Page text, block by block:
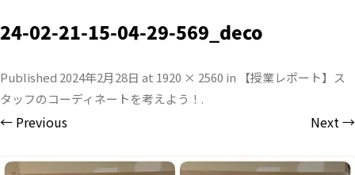
24-02-21-15-04-29-569_deco
Published 2024年2月28日 at 1920 × 2560 in
【授業レポート】ス
タッフのコーディネートを考えよう！ .
← Previous Next →